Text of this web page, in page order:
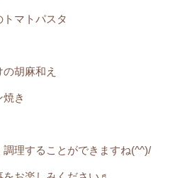
マトパスタ
胡麻和え
き
理することができますね(^^)/